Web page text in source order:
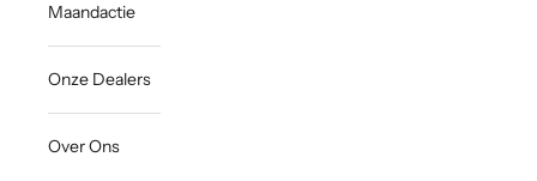
Maandactie
Onze Dealers
Over Ons